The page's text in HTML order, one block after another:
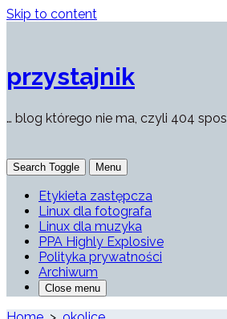
Skip to content
przystajnik
… blog którego nie ma, czyli 404
Search Toggle Menu
Etykieta zastępcza
Linux dla fotografa
Linux dla muzyka
PPA Highly Explosive
Polityka prywatności
Archiwum
Close menu